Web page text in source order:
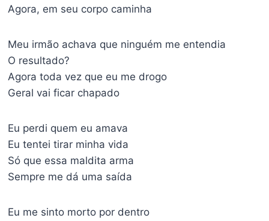
Agora, em seu corpo caminha
Meu irmão achava que ninguém me entendia
O resultado?
Agora toda vez que eu me drogo
Geral vai ficar chapado
Eu perdi quem eu amava
Eu tentei tirar minha vida
Só que essa maldita arma
Sempre me dá uma saída
Eu me sinto morto por dentro